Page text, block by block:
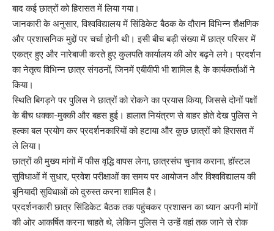
बाद कई छात्रों को हिरासत में लिया गया।
जानकारी के अनुसार, विश्वविद्यालय में सिंडिकेट बैठक के दौरान विभिन्न शैक्षणिक
और प्रशासनिक मुद्दों पर चर्चा होनी थी। इसी बीच बड़ी संख्या में छात्र परिसर में
एकत्र हुए और नारेबाजी करते हुए कुलपति कार्यालय की ओर बढ़ने लगे। प्रदर्शन
का नेतृत्व विभिन्न छात्र संगठनों, जिनमें एबीवीपी भी शामिल है, के कार्यकर्ताओं ने
किया।
स्थिति बिगड़ने पर पुलिस ने छात्रों को रोकने का प्रयास किया, जिससे दोनों पक्षों
के बीच धक्का-मुक्की और बहस हुई। हालात नियंत्रण से बाहर होते देख पुलिस ने
हल्का बल प्रयोग कर प्रदर्शनकारियों को हटाया और कुछ छात्रों को हिरासत में
ले लिया।
छात्रों की मुख्य मांगों में फीस वृद्धि वापस लेना, छात्रसंघ चुनाव कराना, हॉस्टल
सुविधाओं में सुधार, प्रवेश परीक्षाओं का समय पर आयोजन और विश्वविद्यालय की
बुनियादी सुविधाओं को दुरुस्त करना शामिल है।
प्रदर्शनकारी छात्र सिंडिकेट बैठक तक पहुंचकर प्रशासन का ध्यान अपनी मांगों
की ओर आकर्षित करना चाहते थे, लेकिन पुलिस ने उन्हें वहां तक जाने से रोक